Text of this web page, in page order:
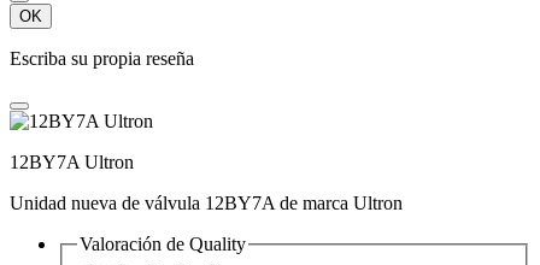
OK
Escriba su propia reseña
12BY7A Ultron
Unidad nueva de válvula 12BY7A de marca Ultron
Valoración de Quality